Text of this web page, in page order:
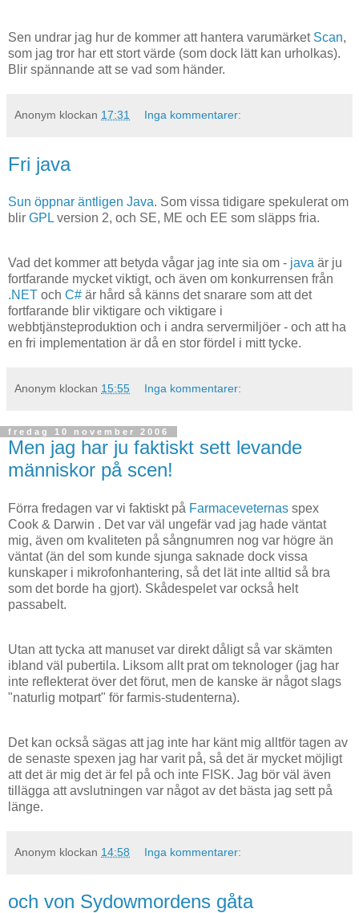
Sen undrar jag hur de kommer att hantera varumärket Scan,
som jag tror har ett stort värde (som dock lätt kan urholkas).
Blir spännande att se vad som händer.
Anonym klockan 17:31 Inga kommentarer:
Fri java
Sun öppnar äntligen Java. Som vissa tidigare spekulerat om
blir GPL version 2, och SE, ME och EE som släpps fria.
Vad det kommer att betyda vågar jag inte sia om - java är ju
fortfarande mycket viktigt, och även om konkurrensen från
.NET och C# är hård så känns det snarare som att det
fortfarande blir viktigare och viktigare i
webbtjänsteproduktion och i andra servermiljöer - och att ha
en fri implementation är då en stor fördel i mitt tycke.
Anonym klockan 15:55 Inga kommentarer:
fredag 10 november 2006
Men jag har ju faktiskt sett levande
människor på scen!
Förra fredagen var vi faktiskt på Farmaceveternas spex
Cook & Darwin . Det var väl ungefär vad jag hade väntat
mig, även om kvaliteten på sångnumren nog var högre än
väntat (än del som kunde sjunga saknade dock vissa
kunskaper i mikrofonhantering, så det lät inte alltid så bra
som det borde ha gjort). Skådespelet var också helt
passabelt.
Utan att tycka att manuset var direkt dåligt så var skämten
ibland väl pubertila. Liksom allt prat om teknologer (jag har
inte reflekterat över det förut, men de kanske är något slags
"naturlig motpart" för farmis-studenterna).
Det kan också sägas att jag inte har känt mig alltför tagen av
de senaste spexen jag har varit på, så det är mycket möjligt
att det är mig det är fel på och inte FISK. Jag bör väl även
tillägga att avslutningen var något av det bästa jag sett på
länge.
Anonym klockan 14:58 Inga kommentarer:
och von Sydowmordens gåta